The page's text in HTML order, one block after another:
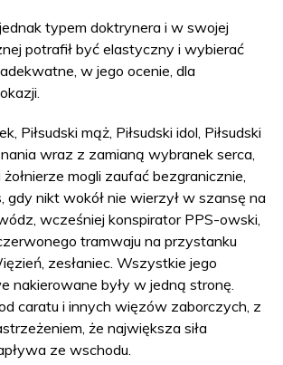
jednak typem doktrynera i w swojej
potrafił być elastyczny i wybierać
w jego ocenie, dla
Piłsudski mąż, Piłsudski idol, Piłsudski
wraz z zamianą wybranek serca,
mogli zaufać bezgranicznie,
nikt wokół nie wierzył w szansę na
wcześniej konspirator PPS-owski,
tramwaju na przystanku
zesłaniec. Wszystkie jego
nakierowane były w jedną stronę.
caratu i innych więzów zaborczych, z
że największa siła
ze wschodu.